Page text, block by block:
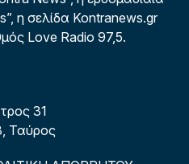
η σελίδα Kontranews.gr
Love Radio 97,5.
31
Ταύρος